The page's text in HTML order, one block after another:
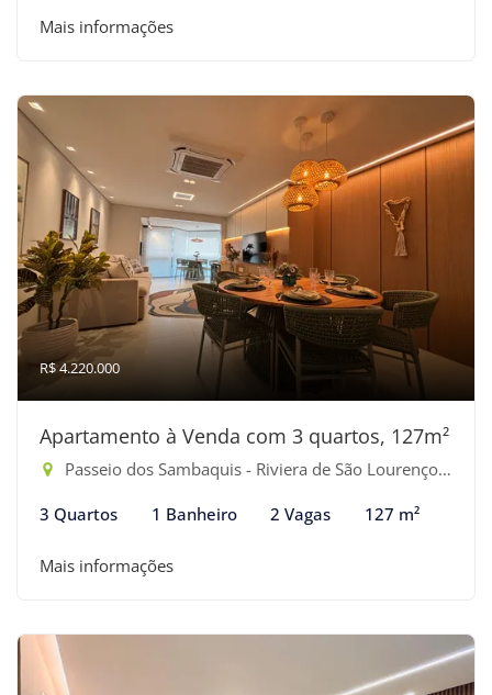
Mais informações
R$ 4.220.000
Apartamento à Venda com 3 quartos, 127m²
Passeio dos Sambaquis - Riviera de São Lourenço, Bertioga-SP
3 Quartos 1 Banheiro 2 Vagas 127 m²
Mais informações